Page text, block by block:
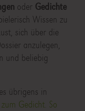
oder Gedichte
Wissen zu
sich über die
anzulegen,
und beliebig
übrigens in
Gedicht. So